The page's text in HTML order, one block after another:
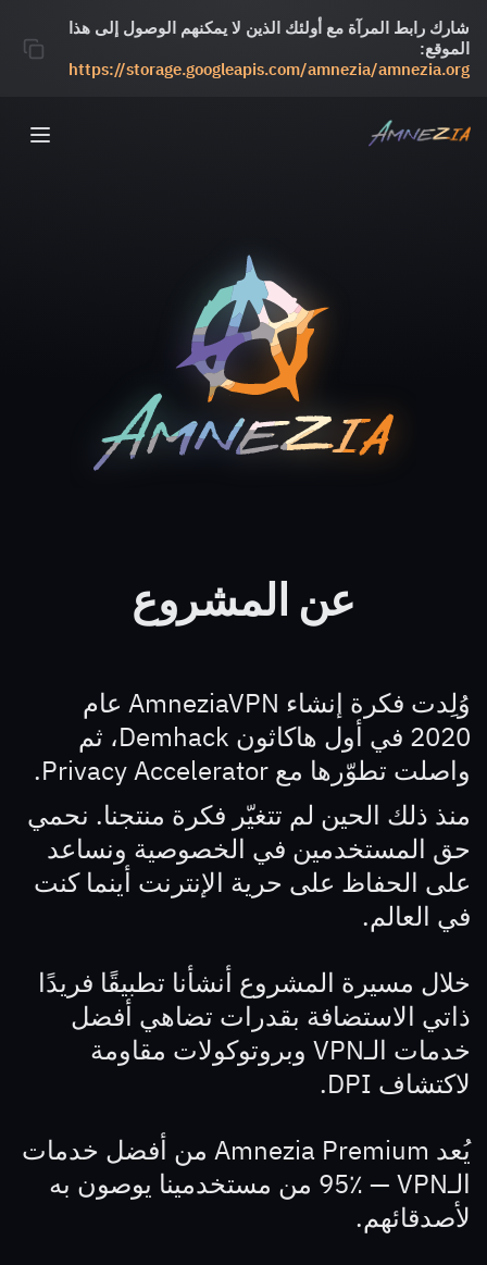
شارك رابط المرآة مع أولئك الذين لا يمكنهم الوصول إلى هذا
الموقع:
https://storage.googleapis.com/amnezia/amnezia.org
عن المشروع
وُلِدت فكرة إنشاء AmneziaVPN عام
2020 في أول هاكاثون Demhack، ثم
واصلت تطوّرها مع Privacy Accelerator.
منذ ذلك الحين لم تتغيّر فكرة منتجنا. نحمي
حق المستخدمين في الخصوصية ونساعد
على الحفاظ على حرية الإنترنت أينما كنت
في العالم.
خلال مسيرة المشروع أنشأنا تطبيقًا فريدًا
ذاتي الاستضافة بقدرات تضاهي أفضل
خدمات الـVPN وبروتوكولات مقاومة
لاكتشاف DPI.
يُعد Amnezia Premium من أفضل خدمات
الـVPN — ‏95٪ من مستخدمينا يوصون به
لأصدقائهم.